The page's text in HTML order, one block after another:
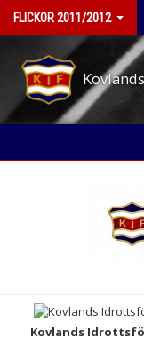
FLICKOR 2011/2012
TRUPPEN
Kovlands